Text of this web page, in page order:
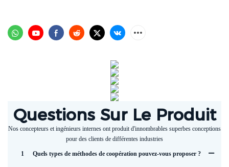
Questions Sur Le Produit
Nos concepteurs et ingénieurs internes ont produit d'innombrables superbes conceptions
pour des clients de différentes industries
1 Quels types de méthodes de coopération pouvez-vous proposer ?